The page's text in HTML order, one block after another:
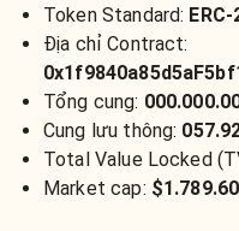
Token Standard: ERC-
Địa chỉ Contract:
Tổng cung:
Cung lưu thông:
Total Value Locked
Market cap: